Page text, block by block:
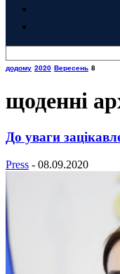
додому 2020 Вересень 8
щоденні
До уваги
Press - 08.09.2020